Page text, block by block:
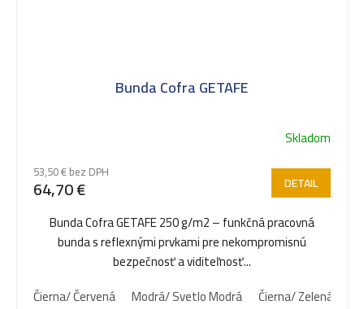
Bunda Cofra GETAFE
Skladom
53,50 € bez DPH
64,70 € DETAIL
Bunda Cofra GETAFE 250 g/m2 – funkčná pracovná
bunda s reflexnými prvkami pre nekompromisnú
bezpečnosť a viditeľnosť...
Čierna/ Červená
Modrá/ Svetlo Modrá Čierna/ Zelená